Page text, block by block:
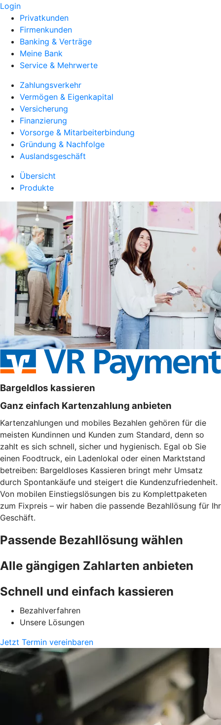
Login
Privatkunden
Firmenkunden
Banking & Verträge
Meine Bank
Service & Mehrwerte
Zahlungsverkehr
Vermögen & Eigenkapital
Versicherung
Finanzierung
Vorsorge & Mitarbeiterbindung
Gründung & Nachfolge
Auslandsgeschäft
Übersicht
Produkte
Bargeldlos kassieren
Ganz einfach Kartenzahlung anbieten
Kartenzahlungen und mobiles Bezahlen gehören für die
meisten Kundinnen und Kunden zum Standard, denn so
zahlt es sich schnell, sicher und hygienisch. Egal ob Sie
einen Foodtruck, ein Ladenlokal oder einen Marktstand
betreiben: Bargeldloses Kassieren bringt mehr Umsatz
durch Spontankäufe und steigert die Kundenzufriedenheit.
Von mobilen Einstiegslösungen bis zu Komplettpaketen
zum Fixpreis – wir haben die passende Bezahllösung für Ihr
Geschäft.
Passende Bezahllösung wählen
Alle gängigen Zahlarten anbieten
Schnell und einfach kassieren
Bezahlverfahren
Unsere Lösungen
Jetzt Termin vereinbaren